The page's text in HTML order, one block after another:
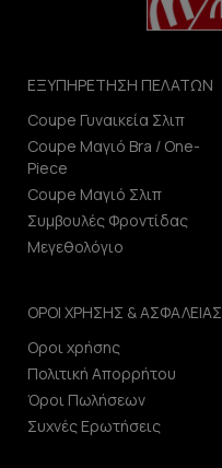
ΕΞΥΠΗΡΕΤΗΣΗ ΠΕΛΑΤΩΝ
Coupe Γυναικεία Σλιπ
Coupe Μαγιό Bra / One-
Piece
Coupe Μαγιό Σλιπ
Συμβουλές Φροντίδας
Μεγεθολόγιο
ΟΡΟΙ ΧΡΗΣΗΣ & ΑΣΦΑΛΕΙΑΣ
Οροι χρήσης
Πολιτική Απορρήτου
Όροι Πωλήσεων
Συχνές Ερωτήσεις